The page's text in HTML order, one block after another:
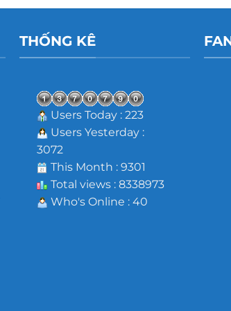
THỐNG KÊ
Users Today : 223
Users Yesterday :
3072
This Month : 9301
Total views : 8338973
Who's Online : 40